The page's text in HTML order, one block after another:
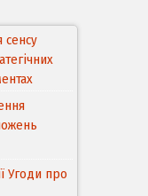
Угоди про